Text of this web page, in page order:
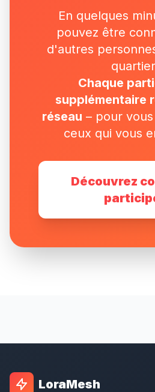
En quelques
pouvez être
d'autres
Chaque
supplémentaire
réseau – pour
ceux qui vous
Découvrez
LoraMesh